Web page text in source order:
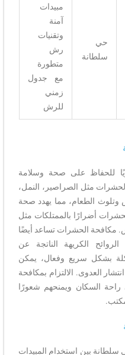
حي
سلطانة
مبيدات
آمنة
وتقنيات
رش
متطورة
مع جدول
زمني
للرش
للحفاظ على صحة وسلامة
مثل الصراصير، النمل،
وتلوث الطعام، مما يهدد صحة
أضرارًا بالممتلكات مثل
مكافحة الحشرات تساعد أيضًا
الكريهة الناتجة عن
بشكل سريع وفعال، يمكن
العدوى. الالتزام بمكافحة
السكان ويمنحهم شعورًا
بين استخدام المبيدات